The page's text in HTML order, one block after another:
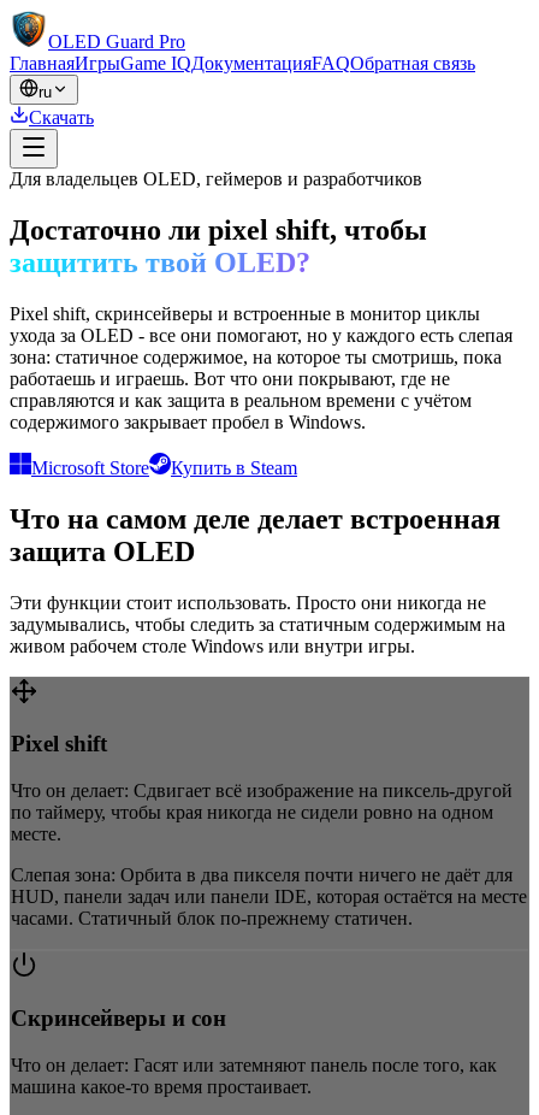
OLED Guard Pro
ГлавнаяИгрыGame IQДокументацияFAQОбратная связь
ru
Скачать
Для владельцев OLED, геймеров и разработчиков
Достаточно ли pixel shift, чтобы
защитить твой OLED?
Pixel shift, скринсейверы и встроенные в монитор циклы
ухода за OLED - все они помогают, но у каждого есть слепая
зона: статичное содержимое, на которое ты смотришь, пока
работаешь и играешь. Вот что они покрывают, где не
справляются и как защита в реальном времени с учётом
содержимого закрывает пробел в Windows.
Microsoft Store Купить в Steam
Что на самом деле делает встроенная
защита OLED
Эти функции стоит использовать. Просто они никогда не
задумывались, чтобы следить за статичным содержимым на
живом рабочем столе Windows или внутри игры.
Pixel shift
Что он делает: Сдвигает всё изображение на пиксель-другой
по таймеру, чтобы края никогда не сидели ровно на одном
месте.
Слепая зона: Орбита в два пикселя почти ничего не даёт для
HUD, панели задач или панели IDE, которая остаётся на месте
часами. Статичный блок по-прежнему статичен.
Скринсейверы и сон
Что он делает: Гасят или затемняют панель после того, как
машина какое-то время простаивает.